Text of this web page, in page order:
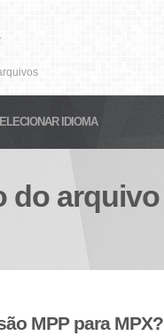
IDIOMA
do arquivo
MPP para MPX?